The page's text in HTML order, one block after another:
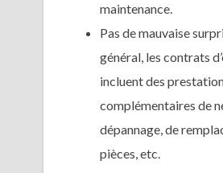
maintenance.
Pas de mauvaise
général, les contrats
incluent des
complémentaires de
dépannage, de
pièces, etc.